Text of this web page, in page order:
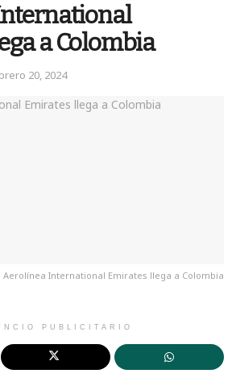
a Colombia
20, 2024
Aerolínea International Emirates llega a Colombia
PUBLICITARIO